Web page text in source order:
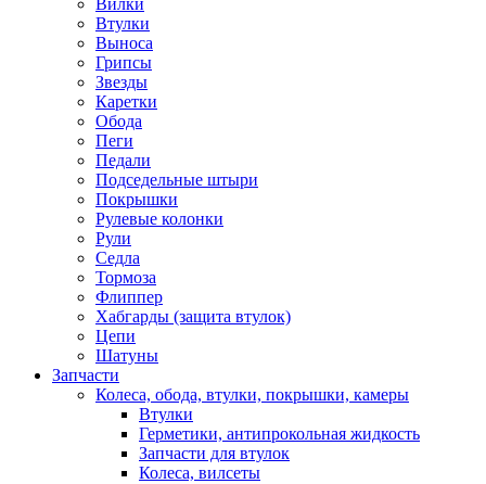
Вилки
Втулки
Выноса
Грипсы
Звезды
Каретки
Обода
Пеги
Педали
Подседельные штыри
Покрышки
Рулевые колонки
Рули
Седла
Тормоза
Флиппер
Хабгарды (защита втулок)
Цепи
Шатуны
Запчасти
Колеса, обода, втулки, покрышки, камеры
Втулки
Герметики, антипрокольная жидкость
Запчасти для втулок
Колеса, вилсеты